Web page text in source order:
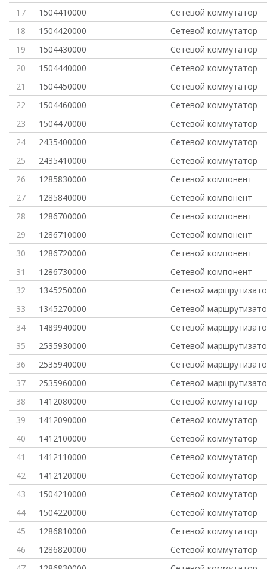
17
1504410000
Сетевой коммутатор
18
1504420000
Сетевой коммутатор
19
1504430000
Сетевой коммутатор
20
1504440000
Сетевой коммутатор
21
1504450000
Сетевой коммутатор
22
1504460000
Сетевой коммутатор
23
1504470000
Сетевой коммутатор
24
2435400000
Сетевой коммутатор
25
2435410000
Сетевой коммутатор
26
1285830000
Сетевой компонент
27
1285840000
Сетевой компонент
28
1286700000
Сетевой компонент
29
1286710000
Сетевой компонент
30
1286720000
Сетевой компонент
31
1286730000
Сетевой компонент
32
1345250000
Сетевой
33
1345270000
Сетевой
34
1489940000
Сетевой
35
2535930000
Сетевой
36
2535940000
Сетевой
37
2535960000
Сетевой
38
1412080000
Сетевой коммутатор
39
1412090000
Сетевой коммутатор
40
1412100000
Сетевой коммутатор
41
1412110000
Сетевой коммутатор
42
1412120000
Сетевой коммутатор
43
1504210000
Сетевой коммутатор
44
1504220000
Сетевой коммутатор
45
1286810000
Сетевой коммутатор
46
1286820000
Сетевой коммутатор